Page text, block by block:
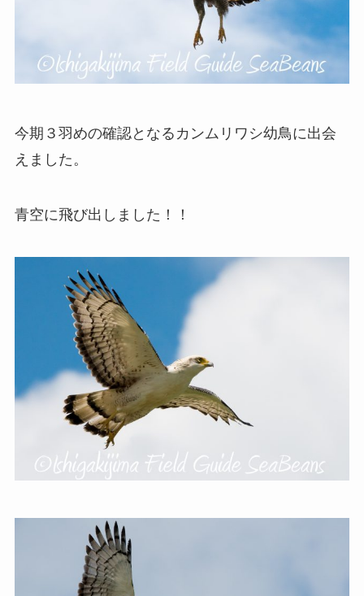
今期３羽めの確認となるカンムリワシ幼鳥に出会
えました。
青空に飛び出しました！！